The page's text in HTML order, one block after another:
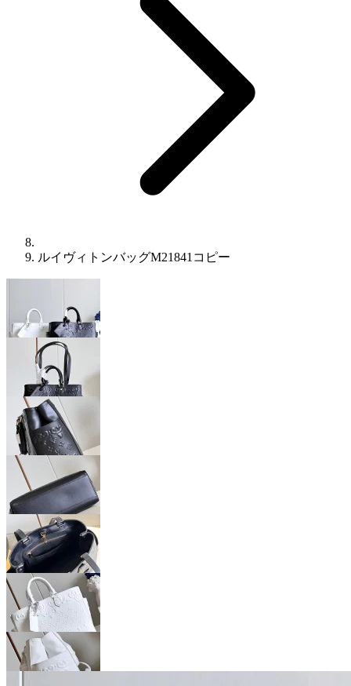
ルイヴィトンバッグM21841コピー